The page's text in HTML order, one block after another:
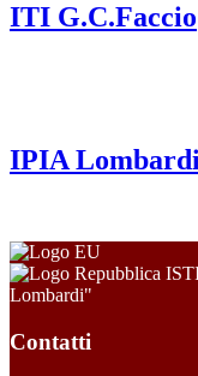
ITI G.C.Faccio
IPIA Lombardi
Lombardi"
Contatti